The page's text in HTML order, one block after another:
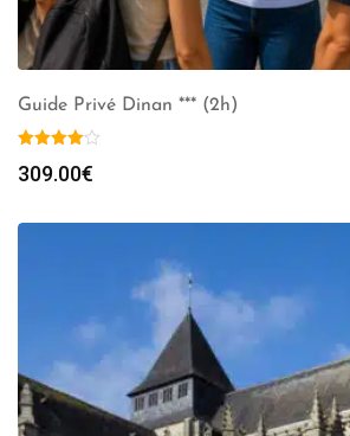
Guide Privé Dinan *** (2h)
309.00€